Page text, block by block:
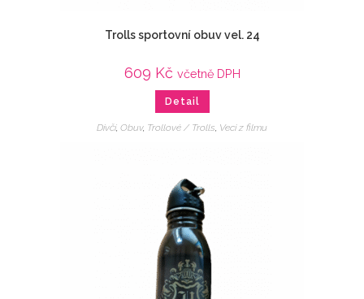
Trolls sportovní obuv vel. 24
609 Kč včetně DPH
Detail
Dívčí, Obuv, Trollové / Trolls Veci z filmu